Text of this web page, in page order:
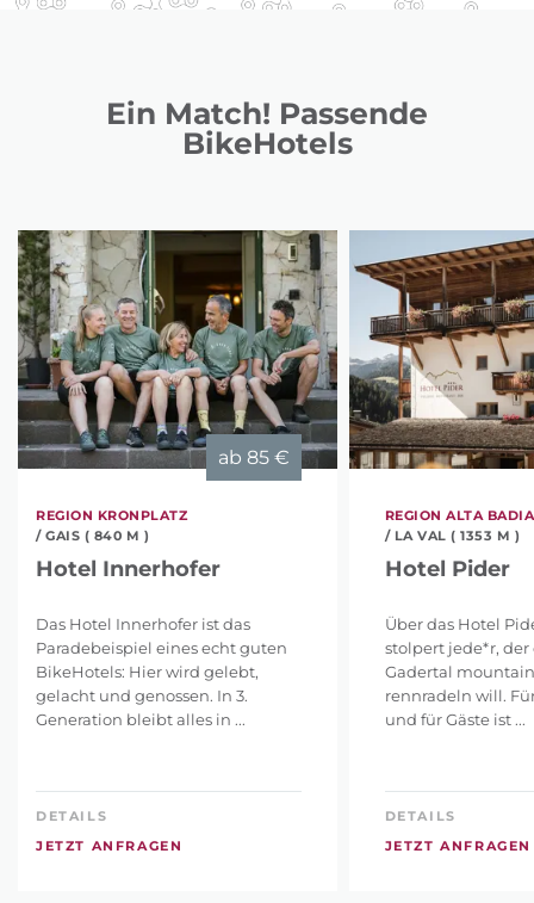
Ein Match! Passende
BikeHotels
ab 85 €
REGION KRONPLATZ
/ GAIS ( 840 M )
Hotel Innerhofer
Das Hotel Innerhofer ist das
Paradebeispiel eines echt guten
BikeHotels: Hier wird gelebt,
gelacht und genossen. In 3.
Generation bleibt alles in ...
DETAILS
JETZT ANFRAGEN
REGION ALTA BADIA
/ LA VAL ( 1353 M )
Hotel Pider
Über das Hotel
stolpert jede*r,
Gadertal
rennradeln will.
und für Gäste ist ...
DETAILS
JETZT ANFRAGEN